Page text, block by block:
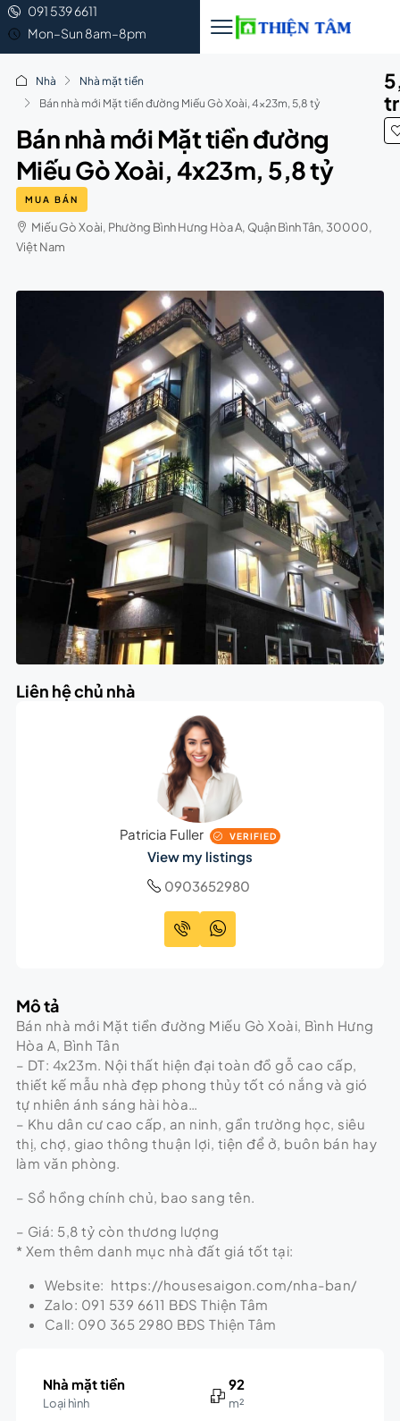
091 539 6611
Mon–Sun 8am–8pm
Nhà
Nhà mặt tiền
Bán nhà mới Mặt tiền đường Miếu Gò Xoài, 4x23m, 5,8 tỷ
Bán nhà mới Mặt tiền đường
Miếu Gò Xoài, 4x23m, 5,8 tỷ
MUA BÁN
Miếu Gò Xoài, Phường Bình Hưng Hòa A, Quận Bình Tân, 30000,
Việt Nam
Liên hệ chủ nhà
Patricia Fuller VERIFIED
View my listings
0903652980
Mô tả
Bán nhà mới Mặt tiền đường Miếu Gò Xoài, Bình Hưng
Hòa A, Bình Tân
– DT: 4x23m. Nội thất hiện đại toàn đồ gỗ cao cấp,
thiết kế mẫu nhà đẹp phong thủy tốt có nắng và gió
tự nhiên ánh sáng hài hòa…
– Khu dân cư cao cấp, an ninh, gần trường học, siêu
thị, chợ, giao thông thuận lợi, tiện để ở, buôn bán hay
làm văn phòng.
– Sổ hồng chính chủ, bao sang tên.
– Giá: 5,8 tỷ còn thương lượng
* Xem thêm danh mục nhà đất giá tốt tại:
Website: https://housesaigon.com/nha-ban/
Zalo: 091 539 6611 BĐS Thiện Tâm
Call: 090 365 2980 BĐS Thiện Tâm
Nhà mặt tiền
Loại hình
92
m²